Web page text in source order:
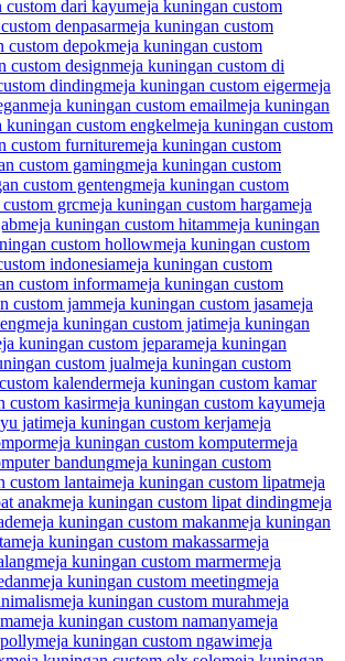
custom dari kayumeja kuningan custom
denpasarmeja kuningan custom
custom depokmeja kuningan custom
custom designmeja kuningan custom di
dindingmeja kuningan custom eigermeja
meja kuningan custom emailmeja kuningan
kuningan custom engkelmeja kuningan custom
custom furnituremeja kuningan custom
custom gamingmeja kuningan custom
custom gentengmeja kuningan custom
grcmeja kuningan custom hargameja
meja kuningan custom hitammeja kuningan
custom hollowmeja kuningan custom
indonesiameja kuningan custom
custom informameja kuningan custom
custom jammeja kuningan custom jasameja
meja kuningan custom jatimeja kuningan
kuningan custom jeparameja kuningan
custom jualmeja kuningan custom
kalendermeja kuningan custom kamar
custom kasirmeja kuningan custom kayumeja
jatimeja kuningan custom kerjameja
meja kuningan custom komputermeja
bandungmeja kuningan custom
custom lantaimeja kuningan custom lipatmeja
anakmeja kuningan custom lipat dindingmeja
meja kuningan custom makanmeja kuningan
meja kuningan custom makassarmeja
meja kuningan custom marmermeja
meja kuningan custom meetingmeja
meja kuningan custom murahmeja
meja kuningan custom namanyameja
meja kuningan custom ngawimeja